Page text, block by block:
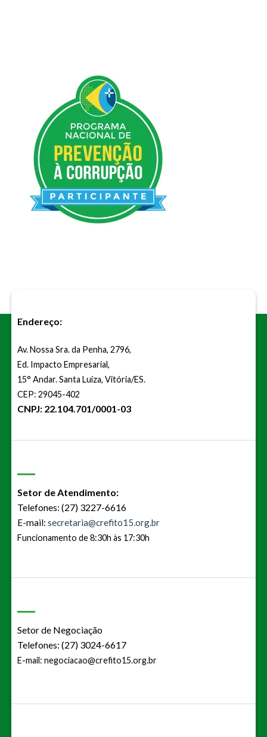
Endereço:
Av. Nossa Sra. da Penha, 2796,
Ed. Impacto Empresarial,
15° Andar. Santa Luíza, Vitória/ES.
CEP: 29045-402
CNPJ: 22.104.701/0001-03
Setor de Atendimento:
Telefones: (27) 3227-6616
E-mail: secretaria@crefito15.org.br
Funcionamento de 8:30h às 17:30h
Setor de Negociação
Telefones: (27) 3024-6617
E-mail: negociacao@crefito15.org.br